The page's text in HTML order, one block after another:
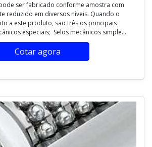
ser fabricado conforme amostra com
reduzido em diversos níveis. Quando o
a este produto, são três os principais
especiais; Selos mecânicos simple...
Cotar agora